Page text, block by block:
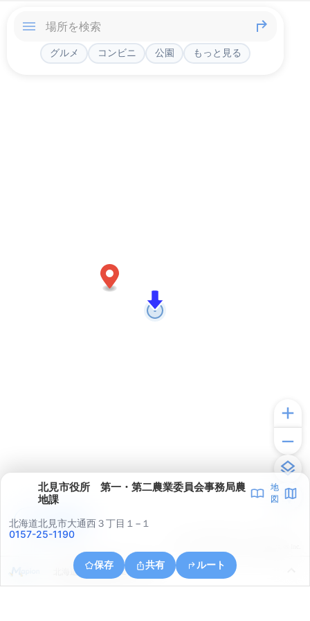
グルメ コンビニ 公園 もっと見る
北見市役所 第一・第二農業委員会事務局農
地課
地
図
北海道北見市大通西３丁目１−１
0157-25-1190
保存 共有 ルート
北海道北見市南町２丁目２
アプリで見る